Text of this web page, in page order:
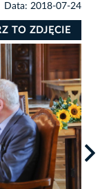
Data: 2018-07-24
TO ZDJĘCIE